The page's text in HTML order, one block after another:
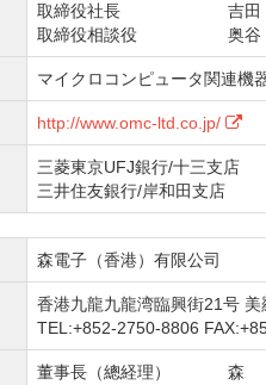
取締役社長
吉田
取締役相談役
奥谷
マイクロコンピュータ関連機
http://www.omc-ltd.co.jp/
三菱東京UFJ銀行/十三支店
三井住友銀行/岸和田支店
森電子（香港）有限公司
香港九龍九龍湾臨興街21号
TEL:+852-2750-8806
董事長（總経理）
森